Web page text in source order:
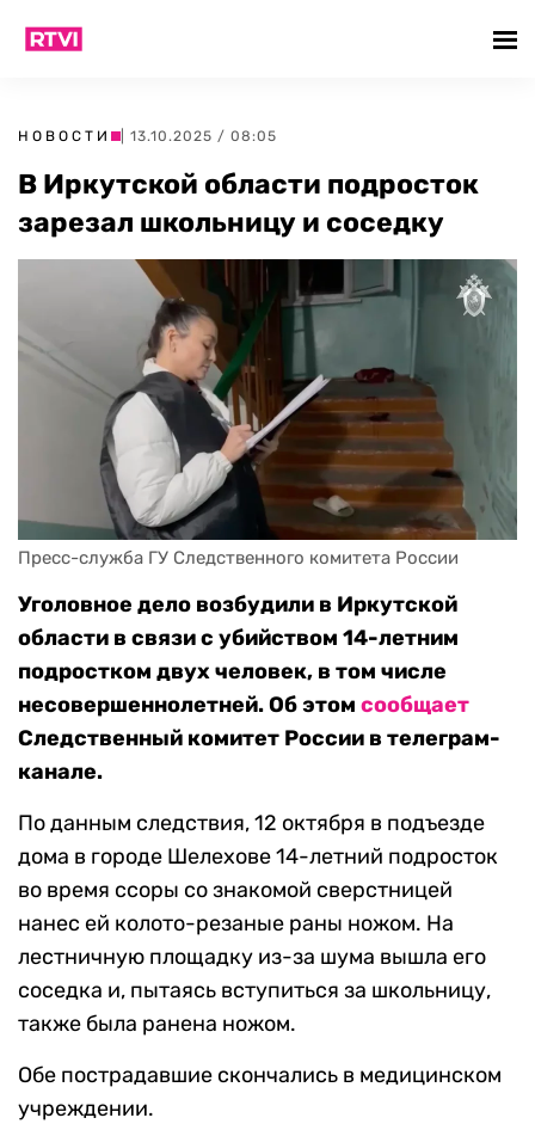
НОВОСТИ | 13.10.2025 / 08:05
В Иркутской области подросток
зарезал школьницу и соседку
Пресс-служба ГУ Следственного комитета России
Уголовное дело возбудили в Иркутской
области в связи с убийством 14-летним
подростком двух человек, в том числе
несовершеннолетней. Об этом сообщает
Следственный комитет России в телеграм-
канале.
По данным следствия, 12 октября в подъезде
дома в городе Шелехове 14-летний подросток
во время ссоры со знакомой сверстницей
нанес ей колото-резаные раны ножом. На
лестничную площадку из-за шума вышла его
соседка и, пытаясь вступиться за школьницу,
также была ранена ножом.
Обе пострадавшие скончались в медицинском
учреждении.